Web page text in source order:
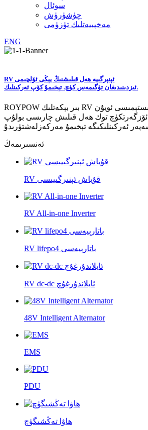
سوئال
چۈشۈرۈش
مەخپىيەتلىك تۈزۈمى
ENG
RV ئېنېرگىيە ھەل قىلىشنىڭ يېڭى ئۆلچىمى
ئىزدىنىدىغان تۈگىمەس كۈچ. تېخىمۇ كۆپ ئەركىنلىك.
ROYPOW بىر بېكەتلىك RV ئېنېرگىيە ساقلاش سىستېمىسى ئويۇن
ئۆزگەرتكۈچ توك ھەل قىلىش چارىسى بولۇپ ، RVers نى تور
ئەنسىرىمەڭ
RV قۇياش ئېنىرگىيىسى
RV All-in-one Inverter
RV lifepo4 باتارېيەسى
RV dc-dc ئايلاندۇرغۇچ
48V Intelligent Alternator
EMS
PDU
ھاۋا تەڭشىگۈچ